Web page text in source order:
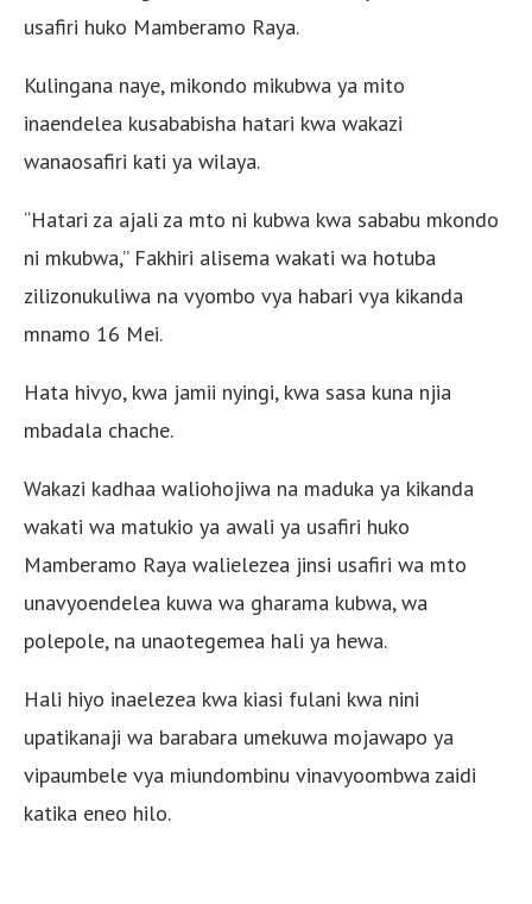
usafiri huko Mamberamo Raya.
Kulingana naye, mikondo mikubwa ya mito
inaendelea kusababisha hatari kwa wakazi
wanaosafiri kati ya wilaya.
“Hatari za ajali za mto ni kubwa kwa sababu mkondo
ni mkubwa,” Fakhiri alisema wakati wa hotuba
zilizonukuliwa na vyombo vya habari vya kikanda
mnamo 16 Mei.
Hata hivyo, kwa jamii nyingi, kwa sasa kuna njia
mbadala chache.
Wakazi kadhaa waliohojiwa na maduka ya kikanda
wakati wa matukio ya awali ya usafiri huko
Mamberamo Raya walielezea jinsi usafiri wa mto
unavyoendelea kuwa wa gharama kubwa, wa
polepole, na unaotegemea hali ya hewa.
Hali hiyo inaelezea kwa kiasi fulani kwa nini
upatikanaji wa barabara umekuwa mojawapo ya
vipaumbele vya miundombinu vinavyoombwa zaidi
katika eneo hilo.